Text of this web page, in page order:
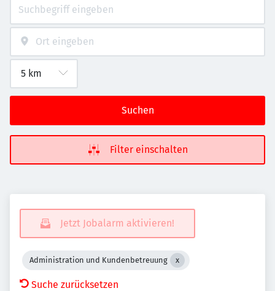
Suchen
Filter einschalten
Jetzt Jobalarm aktivieren!
Administration und Kundenbetreuung
Suche zurücksetzen